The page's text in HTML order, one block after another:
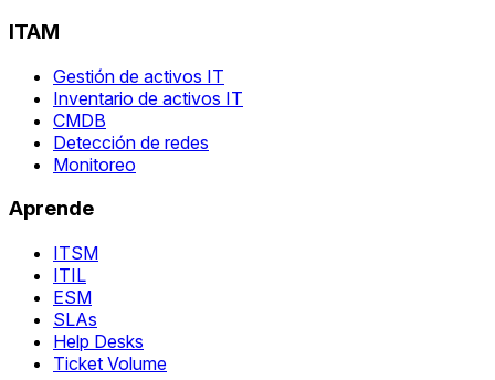
ITAM
Gestión de activos IT
Inventario de activos IT
CMDB
Detección de redes
Monitoreo
Aprende
ITSM
ITIL
ESM
SLAs
Help Desks
Ticket Volume